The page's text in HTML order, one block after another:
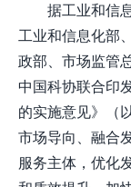
据工业和信
工业和信息化部
政部、市场监管
中国科协联合印
的实施意见》（
市场导向、融合
服务主体，优化